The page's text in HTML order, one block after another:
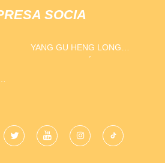
SOCIA
YANG GU HENG LONG